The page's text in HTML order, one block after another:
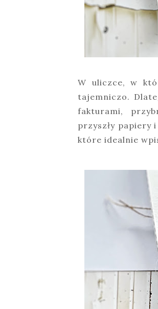
W uliczce, w
tajemniczo.
fakturami,
przyszły papiery
które idealnie